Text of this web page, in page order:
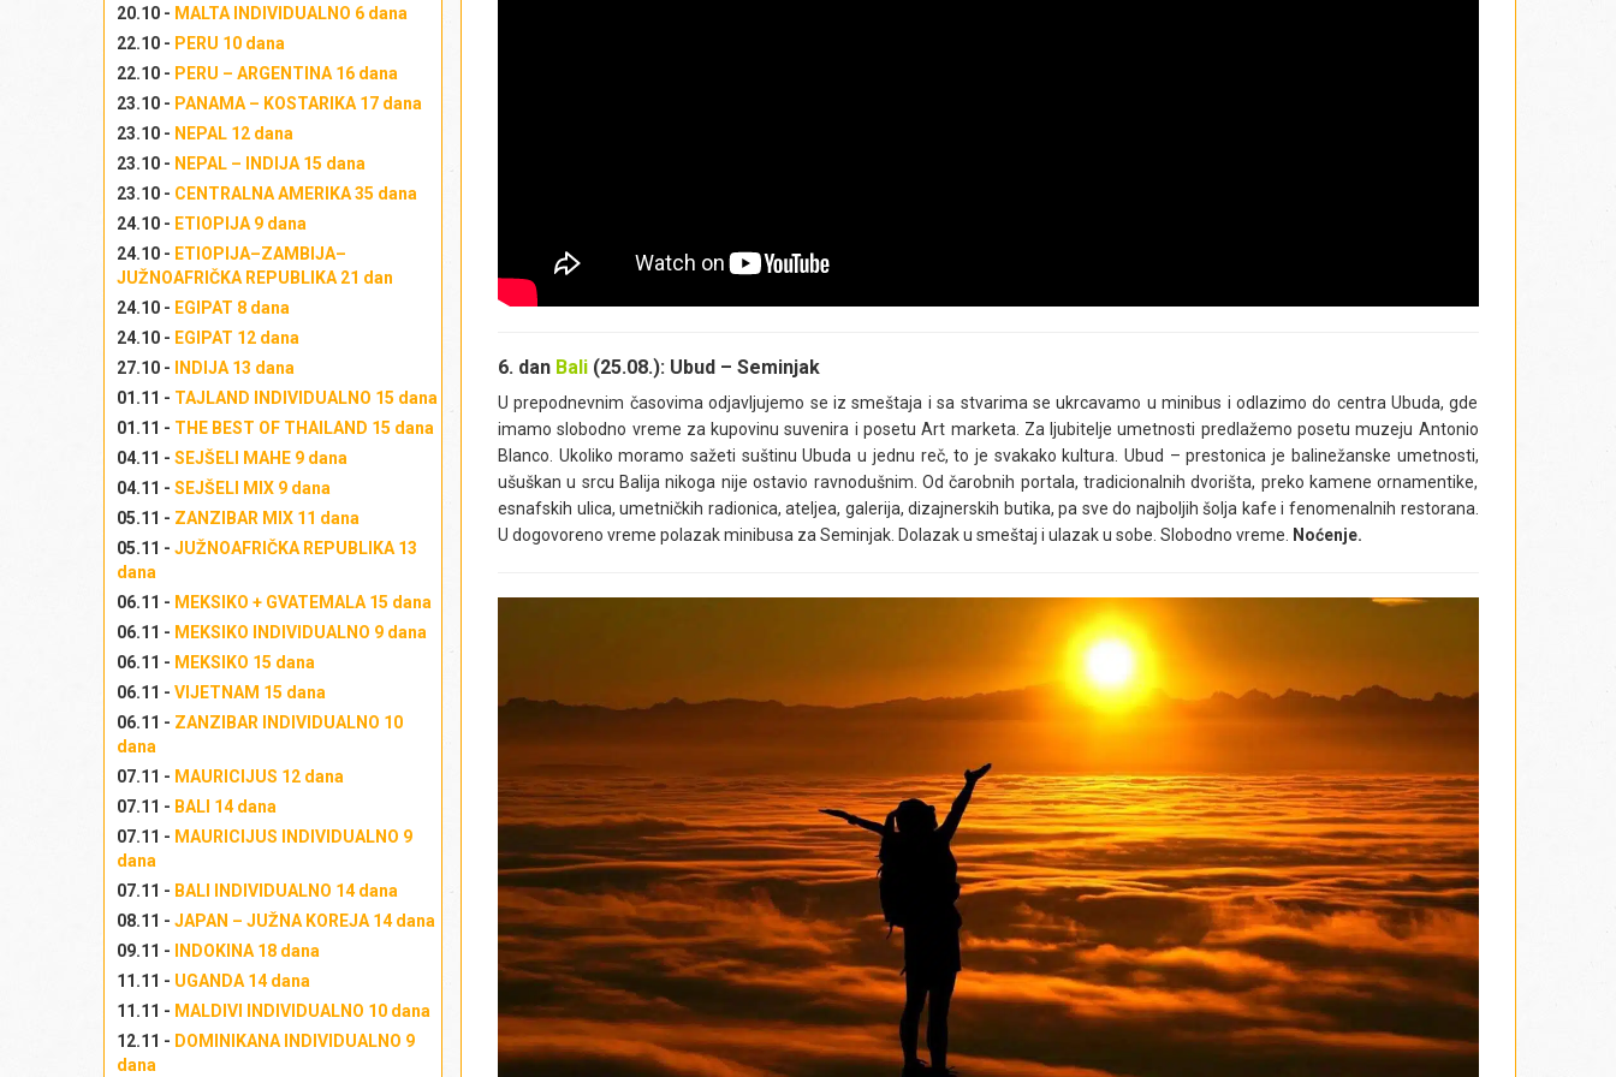
20.10 - MALTA INDIVIDUALNO 6 dana
22.10 - PERU 10 dana
22.10 - PERU – ARGENTINA 16 dana
23.10 - PANAMA – KOSTARIKA 17 dana
23.10 - NEPAL 12 dana
23.10 - NEPAL – INDIJA 15 dana
23.10 - CENTRALNA AMERIKA 35 dana
24.10 - ETIOPIJA 9 dana
24.10 - ETIOPIJA–ZAMBIJA–
JUŽNOAFRIČKA REPUBLIKA 21 dan
24.10 - EGIPAT 8 dana
24.10 - EGIPAT 12 dana
27.10 -
INDIJA 13 dana
01.11 - TAJLAND INDIVIDUALNO 15 dana
01.11 - THE BEST OF THAILAND 15 dana
04.11 - SEJŠELI MAHE 9 dana
04.11 - SEJŠELI MIX 9 dana
05.11 - ZANZIBAR MIX 11 dana
05.11 - JUŽNOAFRIČKA REPUBLIKA 13
dana
06.11 - MEKSIKO + GVATEMALA 15 dana
06.11 - MEKSIKO INDIVIDUALNO 9 dana
06.11 - MEKSIKO 15 dana
06.11 - VIJETNAM 15 dana
06.11 - ZANZIBAR INDIVIDUALNO 10
dana
07.11 - MAURICIJUS 12 dana
07.11 - BALI 14 dana
07.11 - MAURICIJUS INDIVIDUALNO 9
dana
07.11 - BALI INDIVIDUALNO 14 dana
08.11 - JAPAN – JUŽNA KOREJA 14 dana
09.11 -
INDOKINA 18 dana
11.11 - UGANDA 14 dana
11.11 - MALDIVI INDIVIDUALNO 10 dana
12.11 - DOMINIKANA INDIVIDUALNO 9
dana
listova palmi, bave se tradicionalnom kaligrafijom i drugim zanatima. Nakon bajkovitih priča i novih saznanja, ostavljamo istok
ostrva i u večernjim satima vraćamo se u smeštaj.
Izlet se realizuje iz mesta:
Ubud
6. dan Bali (25.08.): Ubud – Seminjak
U prepodnevnim časovima odjavljujemo se iz smeštaja i sa stvarima se ukrcavamo u minibus i odlazimo do centra Ubuda, gde
imamo slobodno vreme za kupovinu suvenira i posetu Art marketa. Za ljubitelje umetnosti predlažemo posetu muzeju Antonio
Blanco. Ukoliko moramo sažeti suštinu Ubuda u jednu reč, to je svakako kultura. Ubud – prestonica je balinežanske umetnosti,
ušuškan u srcu Balija nikoga nije ostavio ravnodušnim. Od čarobnih portala, tradicionalnih dvorišta, preko kamene ornamentike,
esnafskih ulica, umetničkih radionica, ateljea, galerija, dizajnerskih butika, pa sve do najboljih šolja kafe i fenomenalnih restorana.
U dogovoreno vreme polazak minibusa za Seminjak. Dolazak u smeštaj i ulazak u sobe. Slobodno vreme.
Noćenje.